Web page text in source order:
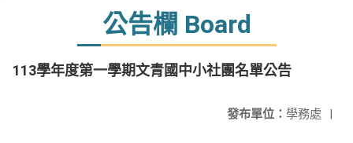
公告欄 Board
113學年度第一學期文青國中小社團名單公告
發布單位： 學務處 |